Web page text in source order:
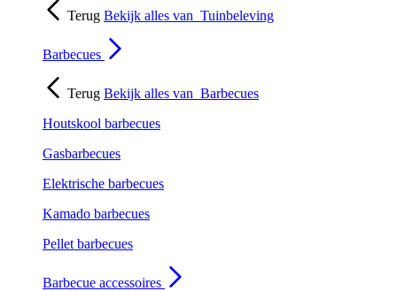
Terug Bekijk alles van Tuinbeleving
Barbecues
Terug Bekijk alles van Barbecues
Houtskool barbecues
Gasbarbecues
Elektrische barbecues
Kamado barbecues
Pellet barbecues
Barbecue accessoires